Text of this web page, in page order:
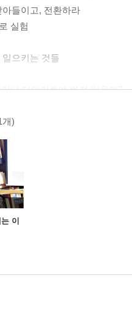
들이고, 전환하라
실험
으키는 것들
나 다이어트에 빠져 있을까?
에 얼마나 탐닉하고 있을까?
에 중점을 두고 먹고 있을까?
가 쌓이면 음식부터 찾고 있을
거를 파악하라
계를 맺는 법
개)
이